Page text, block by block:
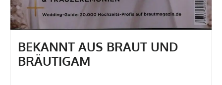
BEKANNT AUS BRAUT UND
BRÄUTIGAM